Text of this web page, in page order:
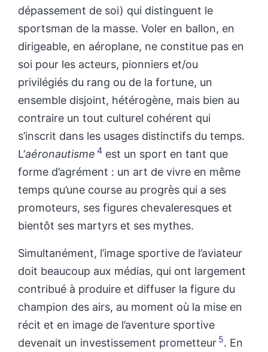
dépassement de soi) qui distinguent le
sportsman de la masse. Voler en ballon, en
dirigeable, en aéroplane, ne constitue pas en
soi pour les acteurs, pionniers et/ou
privilégiés du rang ou de la fortune, un
ensemble disjoint, hétérogène, mais bien au
contraire un tout culturel cohérent qui
s’inscrit dans les usages distinctifs du temps.
L’aéronautisme 4est un sport en tant que
forme d’agrément : un art de vivre en même
temps qu’une course au progrès qui a ses
promoteurs, ses figures chevaleresques et
bientôt ses martyrs et ses mythes.
Simultanément, l’image sportive de l’aviateur
doit beaucoup aux médias, qui ont largement
contribué à produire et diffuser la figure du
champion des airs, au moment où la mise en
récit et en image de l’aventure sportive
devenait un investissement prometteur 5. En